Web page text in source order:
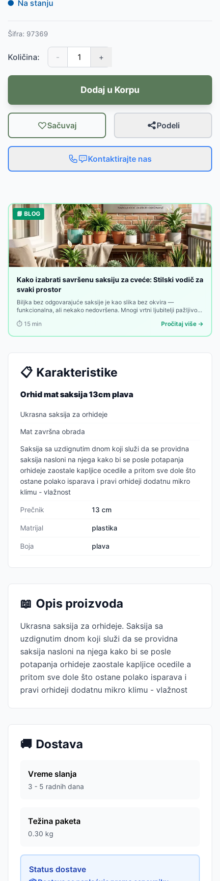
Na stanju
Šifra: 97369
Količina: - +
Dodaj u Korpu
Sačuvaj Podeli
Kontaktirajte nas
📘 BLOG
Kako izabrati savršenu saksiju za cveće: Stilski vodič za
svaki prostor
Biljka bez odgovarajuće saksije je kao slika bez okvira —
funkcionalna, ali nekako nedovršena. Mnogi vrtni ljubitelji pažljivo
koja im dođe pod ruku. Greška koja se vidi.
⏱️ 15 min Pročitaj više →
📋 Karakteristike
Orhid mat saksija 13cm plava
Ukrasna saksija za orhideje
Mat završna obrada
Saksija sa uzdignutim dnom koji služi da se providna
saksija nasloni na njega kako bi se posle potapanja
orhideje zaostale kapljice ocedile a pritom sve dole što
ostane polako isparava i pravi orhideji dodatnu mikro
klimu - vlažnost
Prečnik 13 cm
Matrijal plastika
Boja plava
📖 Opis proizvoda
Ukrasna saksija za orhideje. Saksija sa
uzdignutim dnom koji služi da se providna
saksija nasloni na njega kako bi se posle
potapanja orhideje zaostale kapljice ocedile a
pritom sve dole što ostane polako isparava i
pravi orhideji dodatnu mikro klimu - vlažnost
🚚 Dostava
Vreme slanja
3 - 5 radnih dana
Težina paketa
0.30 kg
Status dostave